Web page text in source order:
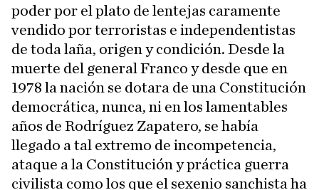
poder por el plato de lentejas caramente
vendido por terroristas e independentistas
de toda laña, origen y condición. Desde la
muerte del general Franco y desde que en
1978 la nación se dotara de una Constitución
democrática, nunca, ni en los lamentables
años de Rodríguez Zapatero, se había
llegado a tal extremo de incompetencia,
ataque a la Constitución y práctica guerra
civilista como los que el sexenio sanchista ha